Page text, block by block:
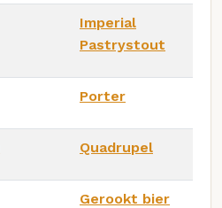
Imperial
Pastrystout
Porter
Quadrupel
Gerookt bier